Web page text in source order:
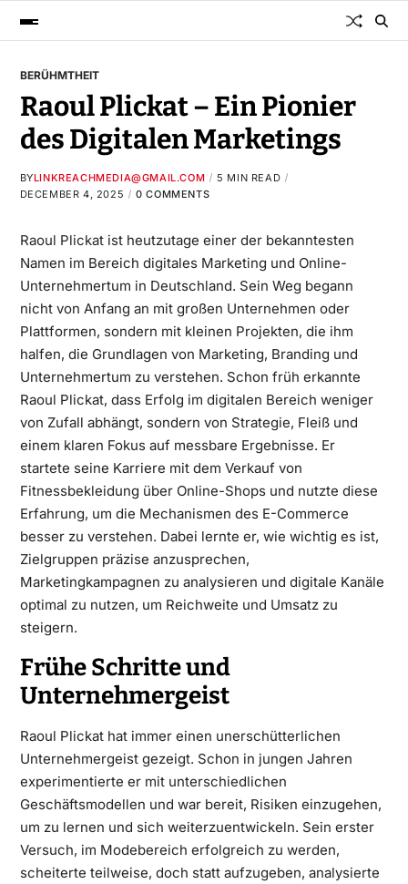
BERÜHMTHEIT
Raoul Plickat – Ein Pionier
des Digitalen Marketings
BYLINKREACHMEDIA@GMAIL.COM
5 MIN READ
DECEMBER 4, 2025
0 COMMENTS
Raoul Plickatist heutzutage einer der bekanntesten
Namen im Bereich digitales Marketing und Online-
Unternehmertum in Deutschland. Sein Weg begann
nicht von Anfang an mit großen Unternehmen oder
Plattformen, sondern mit kleinen Projekten, die ihm
halfen, die Grundlagen von Marketing, Branding und
Unternehmertum zu verstehen. Schon früh erkannte
Raoul Plickat, dass Erfolg im digitalen Bereich weniger
von Zufall abhängt, sondern von Strategie, Fleiß und
einem klaren Fokus auf messbare Ergebnisse. Er
startete seine Karriere mit dem Verkauf von
Fitnessbekleidung über Online-Shops und nutzte diese
Erfahrung, um die Mechanismen des E-Commerce
besser zu verstehen. Dabei lernte er, wie wichtig es ist,
Zielgruppen präzise anzusprechen,
Marketingkampagnen zu analysieren und digitale Kanäle
optimal zu nutzen, um Reichweite und Umsatz zu
steigern.
Frühe Schritte und
Unternehmergeist
Raoul Plickat hat immer einen unerschütterlichen
Unternehmergeist gezeigt. Schon in jungen Jahren
experimentierte er mit unterschiedlichen
Geschäftsmodellen und war bereit, Risiken einzugehen,
um zu lernen und sich weiterzuentwickeln. Sein erster
Versuch, im Modebereich erfolgreich zu werden,
scheiterte teilweise, doch statt aufzugeben, analysierte